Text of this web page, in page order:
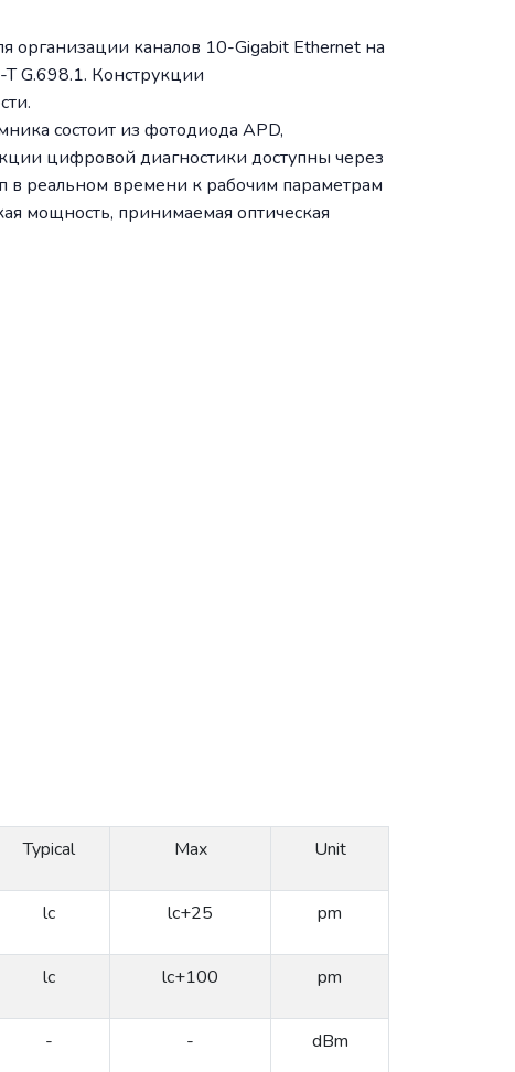
организации каналов 10-Gigabit Ethernet на
G.698.1. Конструкции
состоит из фотодиода APD,
цифровой диагностики доступны через
в реальном времени к рабочим параметрам
мощность, принимаемая оптическая
Typical Max Unit
lc lc+25 pm
lc lc+100 pm
- - dBm